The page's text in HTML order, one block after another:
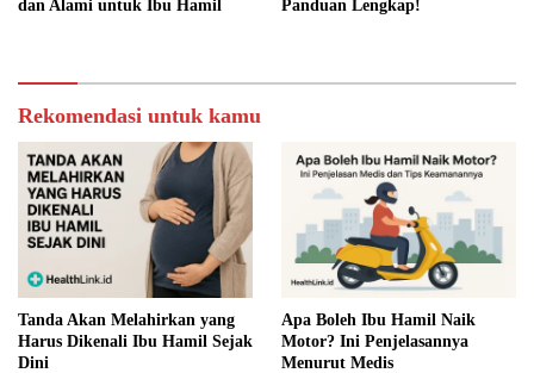
dan Alami untuk Ibu Hamil
Panduan Lengkap!
Rekomendasi untuk kamu
Tanda Akan Melahirkan yang
Harus Dikenali Ibu Hamil Sejak
Dini
Apa Boleh Ibu Hamil Naik
Motor? Ini Penjelasannya
Menurut Medis